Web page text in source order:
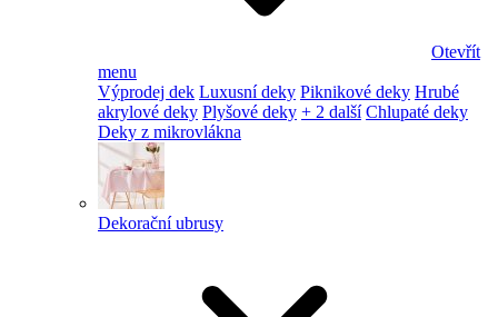
Otevřít
menu
Výprodej dek Luxusní deky Piknikové deky Hrubé
akrylové deky Plyšové deky + 2 další Chlupaté deky
Deky z mikrovlákna
Dekorační ubrusy